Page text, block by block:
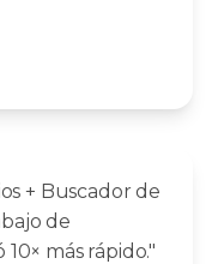
+ Buscador de
de
más rápido."